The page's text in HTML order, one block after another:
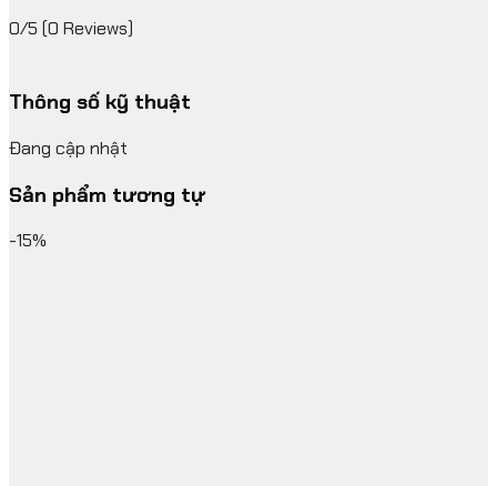
0/5 (0 Reviews)
Thông số kỹ thuật
Đang cập nhật
Sản phẩm tương tự
-15%